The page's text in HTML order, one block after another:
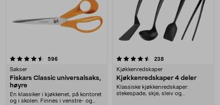
596
Sakser
Fiskars Classic universalsaks,
høyre
En klassiker i kjøkkenet, på kontoret
og i skolen. Finnes i venstre- og
4.5 av 5 stjerner 238
Kjøkkenredskaper
Kjøkkenredskaper 4 deler
Klassiske kjøkkenredskaper:
stekespade, skje, sleiv og